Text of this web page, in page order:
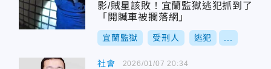
影/賊星該敗！宜蘭監獄逃犯抓到了
「開贓車被攔落網」
宜蘭監獄 受刑人 逃犯
社會 2026/01/07 20:34